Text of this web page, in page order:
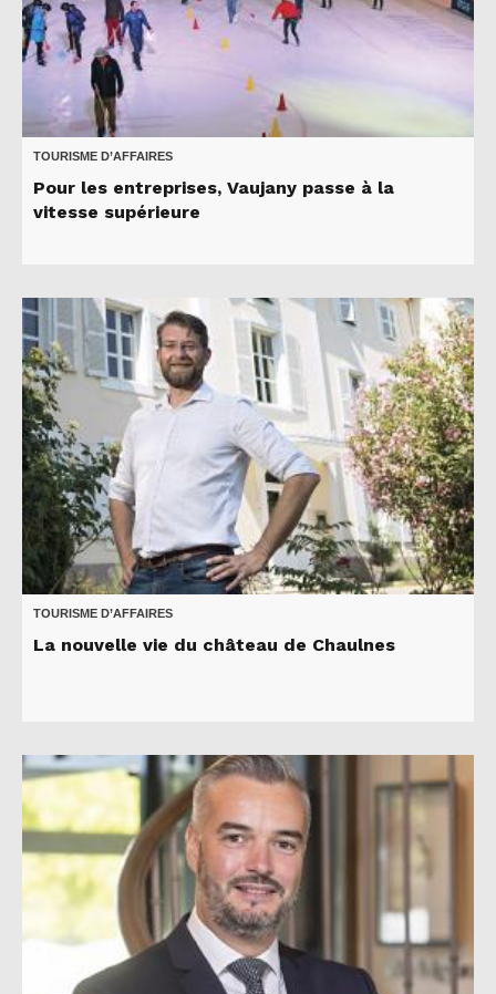
TOURISME D’AFFAIRES
Pour les entreprises, Vaujany passe à la
vitesse supérieure
TOURISME D’AFFAIRES
La nouvelle vie du château de Chaulnes